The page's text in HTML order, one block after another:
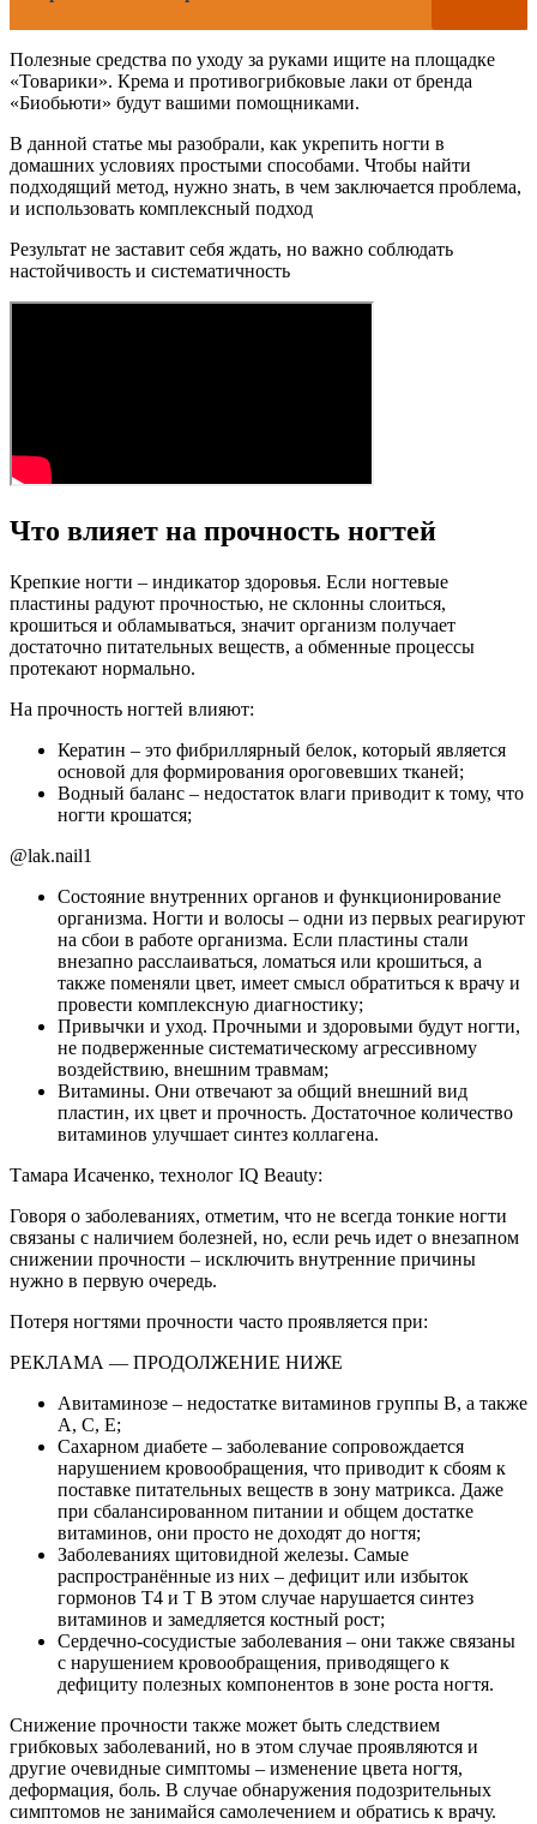
Полезные средства по уходу за руками ищите на площадке
«Товарики». Крема и противогрибковые лаки от бренда
«Биобьюти» будут вашими помощниками.
В данной статье мы разобрали, как укрепить ногти в
домашних условиях простыми способами. Чтобы найти
подходящий метод, нужно знать, в чем заключается проблема,
и использовать комплексный подход
Результат не заставит себя ждать, но важно соблюдать
настойчивость и систематичность
Что влияет на прочность ногтей
Крепкие ногти – индикатор здоровья. Если ногтевые
пластины радуют прочностью, не склонны слоиться,
крошиться и обламываться, значит организм получает
достаточно питательных веществ, а обменные процессы
протекают нормально.
На прочность ногтей влияют:
Кератин – это фибриллярный белок, который является
основой для формирования ороговевших тканей;
Водный баланс – недостаток влаги приводит к тому, что
ногти крошатся;
@lak.nail1
Состояние внутренних органов и функционирование
организма. Ногти и волосы – одни из первых реагируют
на сбои в работе организма. Если пластины стали
внезапно расслаиваться, ломаться или крошиться, а
также поменяли цвет, имеет смысл обратиться к врачу и
провести комплексную диагностику;
Привычки и уход. Прочными и здоровыми будут ногти,
не подверженные систематическому агрессивному
воздействию, внешним травмам;
Витамины. Они отвечают за общий внешний вид
пластин, их цвет и прочность. Достаточное количество
витаминов улучшает синтез коллагена.
Тамара Исаченко, технолог IQ Beauty:
Говоря о заболеваниях, отметим, что не всегда тонкие ногти
связаны с наличием болезней, но, если речь идет о внезапном
снижении прочности – исключить внутренние причины
нужно в первую очередь.
Потеря ногтями прочности часто проявляется при:
РЕКЛАМА — ПРОДОЛЖЕНИЕ НИЖЕ
Авитаминозе – недостатке витаминов группы B, а также
A, C, Е;
Сахарном диабете – заболевание сопровождается
нарушением кровообращения, что приводит к сбоям к
поставке питательных веществ в зону матрикса. Даже
при сбалансированном питании и общем достатке
витаминов, они просто не доходят до ногтя;
Заболеваниях щитовидной железы. Самые
распространённые из них – дефицит или избыток
гормонов T4 и T В этом случае нарушается синтез
витаминов и замедляется костный рост;
Сердечно-сосудистые заболевания – они также связаны
с нарушением кровообращения, приводящего к
дефициту полезных компонентов в зоне роста ногтя.
Снижение прочности также может быть следствием
грибковых заболеваний, но в этом случае проявляются и
другие очевидные симптомы – изменение цвета ногтя,
деформация, боль. В случае обнаружения подозрительных
симптомов не занимайся самолечением и обратись к врачу.